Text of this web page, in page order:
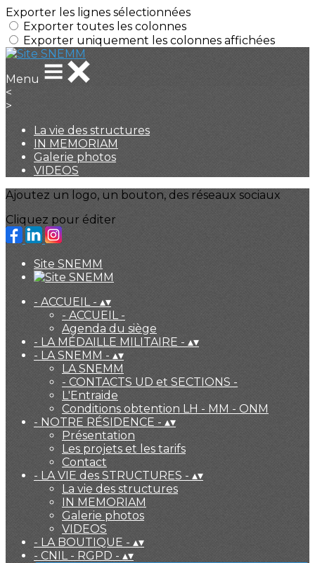
Exporter les lignes sélectionnées
Exporter toutes les colonnes
Exporter uniquement les colonnes affichées
Menu
<
>
La vie des structures
IN MEMORIAM
Galerie photos
VIDEOS
Ajoutez un logo, un bouton, des réseaux sociaux
Cliquez pour éditer
Site SNEMM
- ACCUEIL - ▴▾
- ACCUEIL -
Agenda du siège
- LA MÉDAILLE MILITAIRE - ▴▾
- LA SNEMM - ▴▾
LA SNEMM
- CONTACTS UD et SECTIONS -
L'Entraide
Conditions obtention LH - MM - ONM
- NOTRE RÉSIDENCE - ▴▾
Présentation
Les projets et les tarifs
Contact
- LA VIE des STRUCTURES - ▴▾
La vie des structures
IN MEMORIAM
Galerie photos
VIDEOS
- LA BOUTIQUE - ▴▾
- CNIL - RGPD - ▴▾